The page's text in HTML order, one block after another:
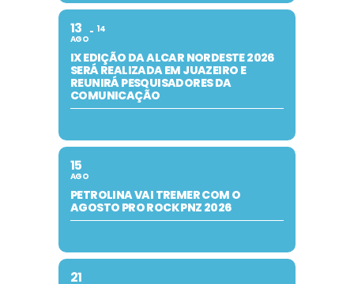
13
AGO
14
IX EDIÇÃO DA ALCAR NORDESTE 2026
SERÁ REALIZADA EM JUAZEIRO E
REUNIRÁ PESQUISADORES DA
COMUNICAÇÃO
15
AGO
PETROLINA VAI TREMER COM O
AGOSTO PRO ROCK PNZ 2026
21